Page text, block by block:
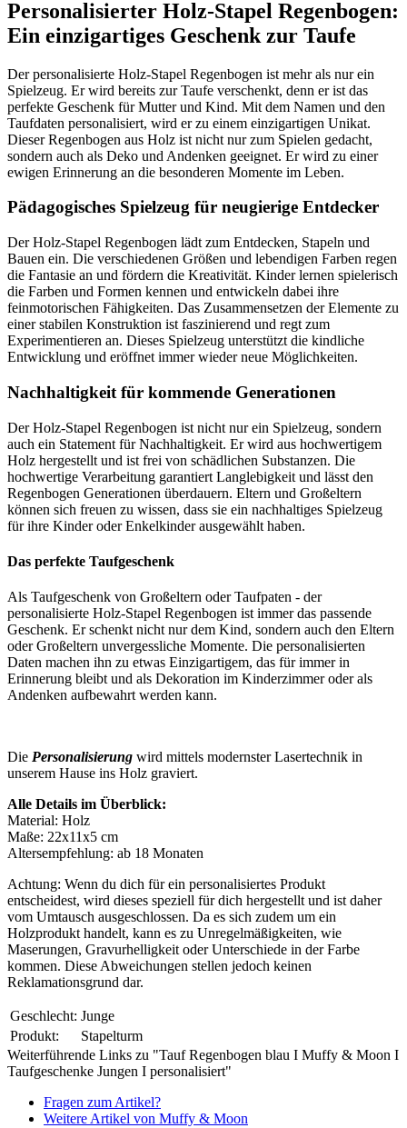
Personalisierter Holz-Stapel Regenbogen:
Ein einzigartiges Geschenk zur Taufe
Der personalisierte Holz-Stapel Regenbogen ist mehr als nur ein
Spielzeug. Er wird bereits zur Taufe verschenkt, denn er ist das
perfekte Geschenk für Mutter und Kind. Mit dem Namen und den
Taufdaten personalisiert, wird er zu einem einzigartigen Unikat.
Dieser Regenbogen aus Holz ist nicht nur zum Spielen gedacht,
sondern auch als Deko und Andenken geeignet. Er wird zu einer
ewigen Erinnerung an die besonderen Momente im Leben.
Pädagogisches Spielzeug für neugierige Entdecker
Der Holz-Stapel Regenbogen lädt zum Entdecken, Stapeln und
Bauen ein. Die verschiedenen Größen und lebendigen Farben regen
die Fantasie an und fördern die Kreativität. Kinder lernen spielerisch
die Farben und Formen kennen und entwickeln dabei ihre
feinmotorischen Fähigkeiten. Das Zusammensetzen der Elemente zu
einer stabilen Konstruktion ist faszinierend und regt zum
Experimentieren an. Dieses Spielzeug unterstützt die kindliche
Entwicklung und eröffnet immer wieder neue Möglichkeiten.
Nachhaltigkeit für kommende Generationen
Der Holz-Stapel Regenbogen ist nicht nur ein Spielzeug, sondern
auch ein Statement für Nachhaltigkeit. Er wird aus hochwertigem
Holz hergestellt und ist frei von schädlichen Substanzen. Die
hochwertige Verarbeitung garantiert Langlebigkeit und lässt den
Regenbogen Generationen überdauern. Eltern und Großeltern
können sich freuen zu wissen, dass sie ein nachhaltiges Spielzeug
für ihre Kinder oder Enkelkinder ausgewählt haben.
Das perfekte Taufgeschenk
Als Taufgeschenk von Großeltern oder Taufpaten - der
personalisierte Holz-Stapel Regenbogen ist immer das passende
Geschenk. Er schenkt nicht nur dem Kind, sondern auch den Eltern
oder Großeltern unvergessliche Momente. Die personalisierten
Daten machen ihn zu etwas Einzigartigem, das für immer in
Erinnerung bleibt und als Dekoration im Kinderzimmer oder als
Andenken aufbewahrt werden kann.
Die Personalisierung wird mittels modernster Lasertechnik in
unserem Hause ins Holz graviert.
Alle Details im Überblick:
Material: Holz
Maße: 22x11x5 cm
Altersempfehlung: ab 18 Monaten
Achtung: Wenn du dich für ein personalisiertes Produkt
entscheidest, wird dieses speziell für dich hergestellt und ist daher
vom Umtausch ausgeschlossen. Da es sich zudem um ein
Holzprodukt handelt, kann es zu Unregelmäßigkeiten, wie
Maserungen, Gravurhelligkeit oder Unterschiede in der Farbe
kommen. Diese Abweichungen stellen jedoch keinen
Reklamationsgrund dar.
Geschlecht: Junge
Produkt:
Stapelturm
Weiterführende Links zu "Tauf Regenbogen blau I Muffy & Moon I
Taufgeschenke Jungen I personalisiert"
Fragen zum Artikel?
Weitere Artikel von Muffy & Moon